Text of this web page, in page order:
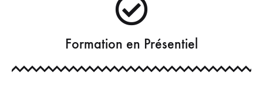
Formation en Présentiel